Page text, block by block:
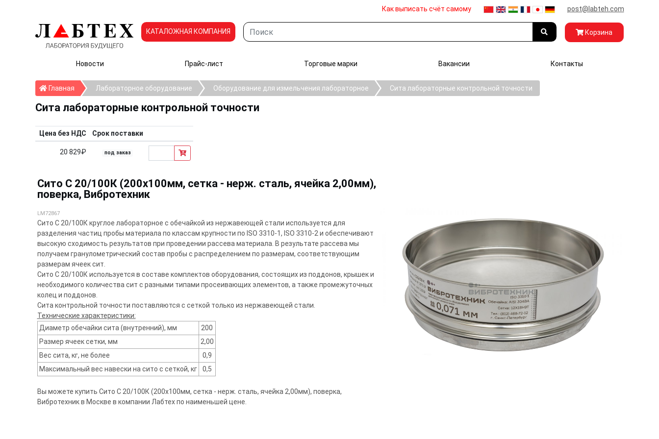
Как выписать счёт самому post@labteh.com
КАТАЛОЖНАЯ КОМПАНИЯ Корзина
Новости Прайс-лист Торговые марки Вакансии Контакты
ГлавнаяГлавнаяЛабораторное оборудование Оборудование для измельчения лабораторное Сита лабораторные контрольной точности
Сита лабораторные контрольной точности
Цена без НДС Срок поставки
20 829₽ под заказ
Сито С 20/100К (200х100мм, сетка - нерж. сталь, ячейка 2,00мм),
поверка, Вибротехник
LM72867
Сито С 20/100К круглое лабораторное с обечайкой из нержавеющей стали используется для
разделения частиц пробы материала по классам крупности по ISO 3310-1, ISO 3310-2 и обеспечивают
высокую сходимость результатов при проведении рассева материала. В результате рассева мы
получаем гранулометрический состав пробы с распределением по размерам, соответствующим
размерам ячеек сит.
Сито С 20/100К используется в составе комплектов оборудования, состоящих из поддонов, крышек и
необходимого количества сит с разными типами просеивающих элементов, а также промежуточных
колец и поддонов.
Сита контрольной точности поставляются с сеткой только из нержавеющей стали.
Технические характеристики:
Диаметр обечайки сита (внутренний), мм
200
Размер ячеек сетки, мм
2,00
Вес сита, кг, не более
0,9
Максимальный вес навески на сито с сеткой, кг
0,5
Вы можете купить Сито С 20/100К (200х100мм, сетка - нерж. сталь, ячейка 2,00мм), поверка,
Вибротехник в Москве в компании Лабтех по наименьшей цене.